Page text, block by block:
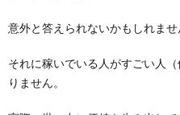
意外と答えられないかもしれませ
それに稼いでいる人がすごい人
りません。